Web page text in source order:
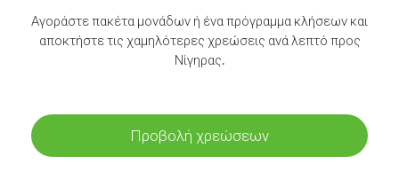
Αγοράστε πακέτα μονάδων ή ένα πρόγραμμα κλήσεων και
αποκτήστε τις χαμηλότερες χρεώσεις ανά λεπτό προς
Νίγηρας.
Προβολή χρεώσεων